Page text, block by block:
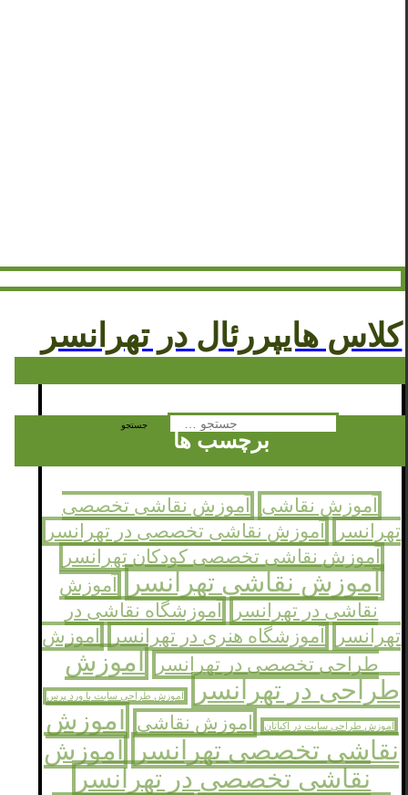
کلاس هایپررئال در تهرانسر
برچسب ها
آموزش نقاشی
آموزش نقاشی تخصصی
تهرانسر
آموزش نقاشی تخصصی در تهرانسر
آموزش نقاشی تخصصی کودکان تهرانسر
آموزش نقاشی تهرانسر
آموزش
نقاشی در تهرانسر
آموزشگاه نقاشی در
تهرانسر
آموزشگاه هنری در تهرانسر
اموزش
طراحی تخصصی در تهرانسر
اموزش
طراحی در تهرانسر
اموزش طراحی سایت با ورد پرس
اموزش طراحی سایت در اکباتان اموزش نقاشی
اموزش
نقاشی تخصصی تهرانسر
اموزش
نقاشی تخصصی در تهرانسر